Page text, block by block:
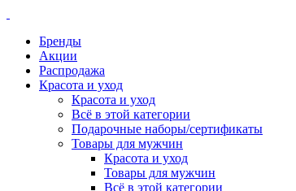
Бренды
Акции
Распродажа
Красота и уход
Красота и уход
Всё в этой категории
Подарочные наборы/сертификаты
Товары для мужчин
Красота и уход
Товары для мужчин
Всё в этой категории